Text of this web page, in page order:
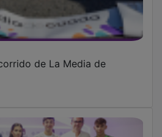
de La Media de